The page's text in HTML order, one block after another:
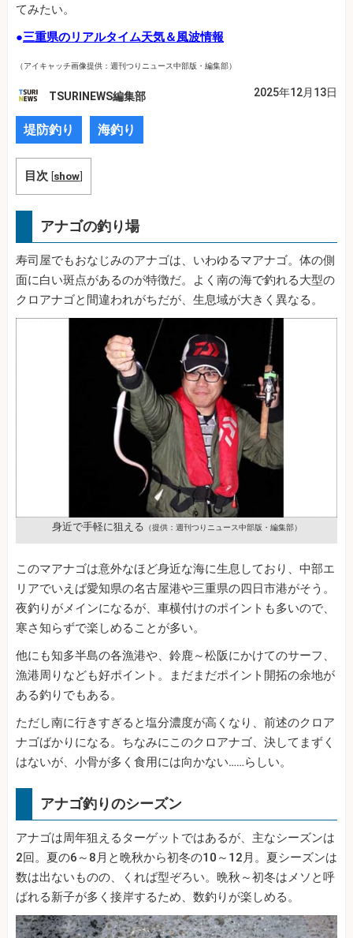
てみたい。
●三重県のリアルタイム天気＆風波情報
（アイキャッチ画像提供：週刊つりニュース中部版・編集部）
TSURINEWS編集部 2025年12月13日
堤防釣り 海釣り
目次 [show]
アナゴの釣り場
寿司屋でもおなじみのアナゴは、いわゆるマアナゴ。体の側
面に白い斑点があるのが特徴だ。よく南の海で釣れる大型の
クロアナゴと間違われがちだが、生息域が大きく異なる。
身近で手軽に狙える （提供：週刊つりニュース中部版・編集部）
このマアナゴは意外なほど身近な海に生息しており、中部エ
リアでいえば愛知県の名古屋港や三重県の四日市港がそう。
夜釣りがメインになるが、車横付けのポイントも多いので、
寒さ知らずで楽しめることが多い。
他にも知多半島の各漁港や、鈴鹿～松阪にかけてのサーフ、
漁港周りなども好ポイント。まだまだポイント開拓の余地が
ある釣りでもある。
ただし南に行きすぎると塩分濃度が高くなり、前述のクロア
ナゴばかりになる。ちなみにこのクロアナゴ、決してまずく
はないが、小骨が多く食用には向かない……らしい。
アナゴ釣りのシーズン
アナゴは周年狙えるターゲットではあるが、主なシーズンは
2回。夏の6～8月と晩秋から初冬の10～12月。夏シーズンは
数は出ないものの、くれば型ぞろい。晩秋～初冬はメソと呼
ばれる新子が多く接岸するため、数釣りが楽しめる。